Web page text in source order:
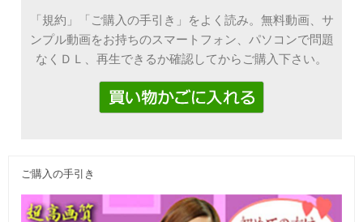
「規約」「ご購入の手引き」をよく読み。無料動画、サ
ンプル動画をお持ちのスマートフォン、パソコンで問題
なくＤＬ、再生できるか確認してからご購入下さい。
ご購入の手引き